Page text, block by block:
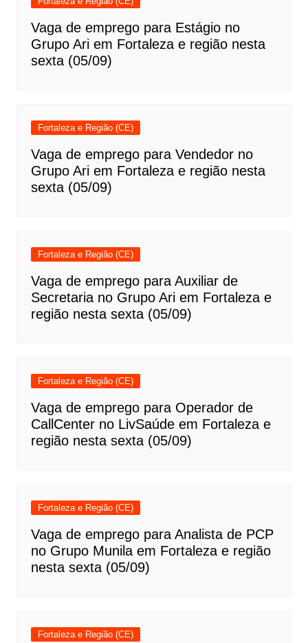
Vaga de emprego para Estágio no
Grupo Ari em Fortaleza e região nesta
sexta (05/09)
Fortaleza e Região (CE)
Vaga de emprego para Vendedor no
Grupo Ari em Fortaleza e região nesta
sexta (05/09)
Fortaleza e Região (CE)
Vaga de emprego para Auxiliar de
Secretaria no Grupo Ari em Fortaleza e
região nesta sexta (05/09)
Fortaleza e Região (CE)
Vaga de emprego para Operador de
CallCenter no LivSaúde em Fortaleza e
região nesta sexta (05/09)
Fortaleza e Região (CE)
Vaga de emprego para Analista de PCP
no Grupo Munila em Fortaleza e região
nesta sexta (05/09)
Fortaleza e Região (CE)